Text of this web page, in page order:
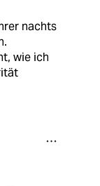
nachts
wie ich